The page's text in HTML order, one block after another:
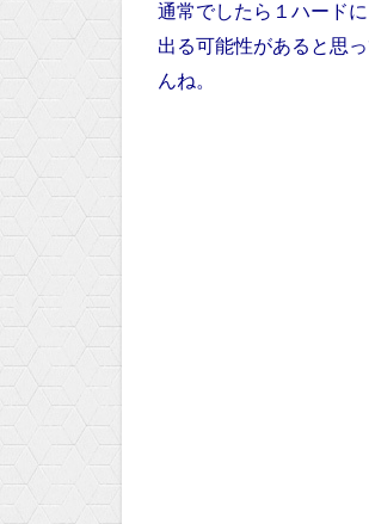
通常でしたら１ハード
出る可能性があると思っ
んね。